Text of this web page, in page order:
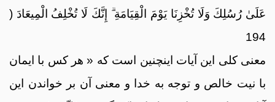
عَلَىٰ رُسُلِكَ وَلَا تُخْزِنَا يَوْمَ الْقِيَامَةِ ۗ إِنَّكَ لَا تُخْلِفُ الْمِيعَادَ (
194
معنی کلی این آیات اینچنین است که « هر کس با ایمان
با نیت خالص و توجه به خدا و معنی آن بر خواندن این